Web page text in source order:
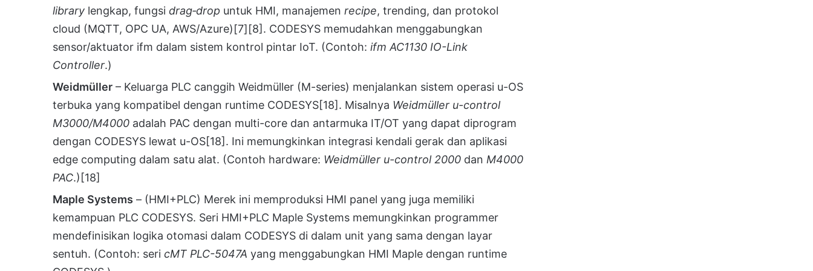
library lengkap, fungsi drag‑drop untuk HMI, manajemen recipe, trending, dan protokol
cloud (MQTT, OPC UA, AWS/Azure)[7][8] . CODESYS memudahkan menggabungkan
sensor/aktuator ifm dalam sistem kontrol pintar IoT. (Contoh: ifm AC1130 IO-Link
Controller.)
Weidmüller – Keluarga PLC canggih Weidmüller (M-series) menjalankan sistem operasi u-OS
terbuka yang kompatibel dengan runtime CODESYS[18] . Misalnya Weidmüller u-control
M3000/M4000 adalah PAC dengan multi-core dan antarmuka IT/OT yang dapat diprogram
dengan CODESYS lewat u-OS[18] . Ini memungkinkan integrasi kendali gerak dan aplikasi
edge computing dalam satu alat. (Contoh hardware: Weidmüller u-control 2000 dan M4000
PAC.) [18]
Maple Systems – (HMI+PLC) Merek ini memproduksi HMI panel yang juga memiliki
kemampuan PLC CODESYS. Seri HMI+PLC Maple Systems memungkinkan programmer
mendefinisikan logika otomasi dalam CODESYS di dalam unit yang sama dengan layar
sentuh. (Contoh: seri cMT PLC-5047A yang menggabungkan HMI Maple dengan runtime